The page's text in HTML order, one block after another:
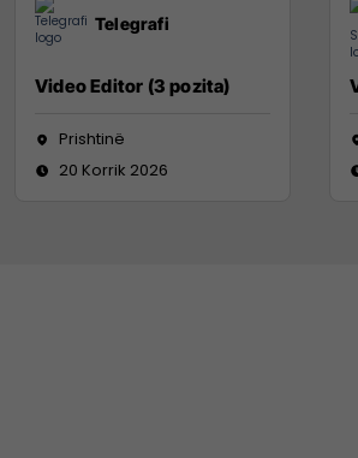
Telegrafi
Video Editor (3 pozita)
Prishtinë
20 Korrik 2026